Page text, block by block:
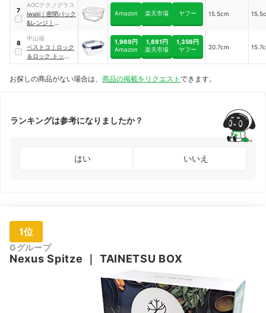
約19.7cm
L：
7
AGCテクノグラス
iwaki ｜ 密閉パック
&レンジ ｜
Amazon 楽天市場 ヤフー 15.5cm
8
中山福
ベストコ ｜ ロック
＆ロック トップク
ラスガラス｜
1,969円
Amazon
1,881円
楽天市場
1,359円
ヤフー
20.7cm
お探しの商品がない場合は、 商品の掲載をリクエスト できます。
ランキングは参考になりましたか？
はい いいえ
1位
Gグループ
Nexus Spitze ｜ TAINETSU BOX